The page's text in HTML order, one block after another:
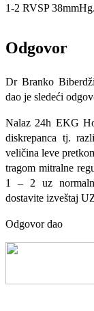
1-2 RVSP
Odgovor
Dr Branko
dao je sledeći
Nalaz 24h EKG
diskrepanca tj.
veličina leve
tragom mitralne
1 – 2 uz
dostavite izveštaj
Odgovor dao